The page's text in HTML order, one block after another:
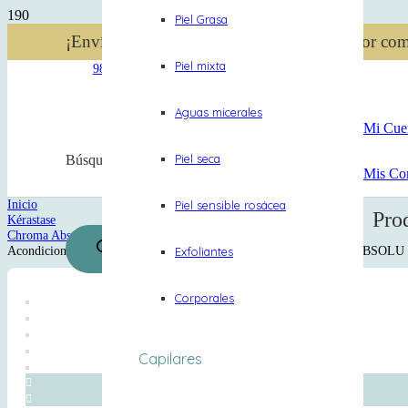
¡Envío gratis en Lima Metropolitana! 🛵 Por
984 340 696
Búsqueda de productos
Piel Grasa
Piel mixta
Aguas micerales
Piel seca
Piel sensible rosácea
Exfoliantes
Corporales
Capilares
Mi
Mis
Inicio
Kérastase
Chroma Absolu
Acondicionador 200ml Cica Chroma Cabello Tinturado CHROMA ABSOLU